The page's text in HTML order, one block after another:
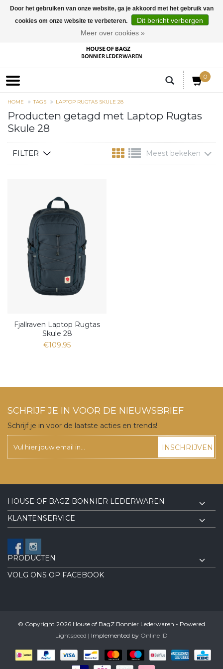
0
HOME TAGS LAPTOP RUGTAS SKULE 28
Producten getagd met Laptop Rugtas
Skule 28
FILTER Meest bekeken
Fjallraven Laptop Rugtas
Skule 28
€109,95
SCHRIJF JE IN VOOR DE NIEUWSBRIEF
Schrijf je in voor de laatste acties en trends!
INSCHRIJVEN
HOUSE OF BAGZ BONNIER LEDERWAREN
KLANTENSERVICE
PRODUCTEN
VOLG ONS OP FACEBOOK
© Copyright 2026 House of BagZ Bonnier Lederwaren - Powered
Lightspeed | Implemented by Online ID
Door het gebruiken van onze website, ga je akkoord met het gebruik van
cookies om onze website te verbeteren.
Dit bericht verbergen
Meer over cookies »